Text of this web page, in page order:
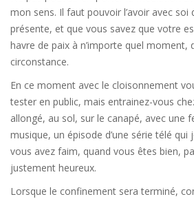
mon sens. Il faut pouvoir l’avoir avec soi
présente, et que vous savez que votre
havre de paix à n’importe quel moment,
circonstance.
En ce moment avec le cloisonnement
tester en public, mais entrainez-vous
allongé, au sol, sur le canapé, avec une
musique, un épisode d’une série télé
vous avez faim, quand vous êtes bien,
justement heureux.
Lorsque le confinement sera terminé,